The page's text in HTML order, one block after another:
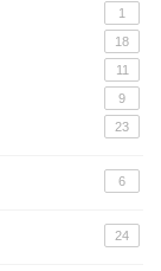
1
18
11
9
23
6
24